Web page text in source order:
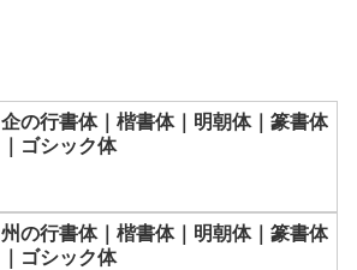
企の行書体｜楷書体｜明朝体｜篆書体
｜ゴシック体
州の行書体｜楷書体｜明朝体｜篆書体
｜ゴシック体